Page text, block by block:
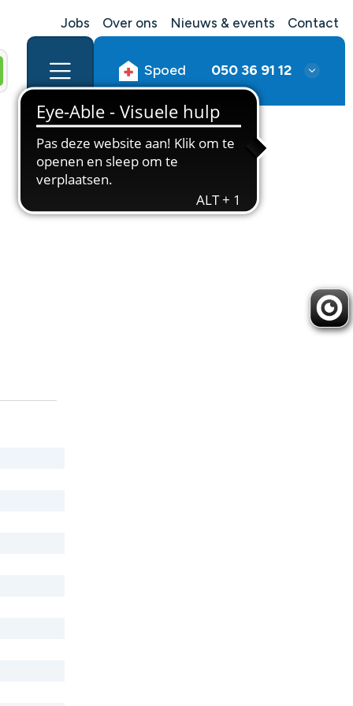
Jobs Over ons Nieuws & events Contact
Spoed 050 36 91 12